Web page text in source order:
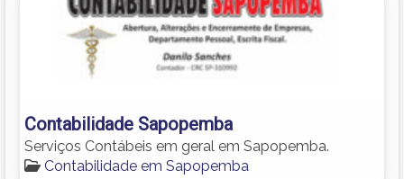
Contabilidade Sapopemba
Serviços Contábeis em geral em Sapopemba.
Contabilidade em Sapopemba